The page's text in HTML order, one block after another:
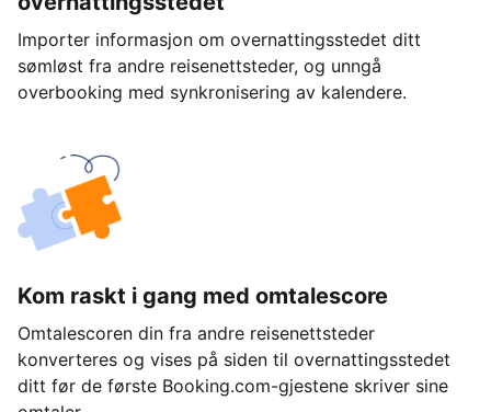
Importer informasjon om overnattingsstedet ditt
sømløst fra andre reisenettsteder, og unngå
overbooking med synkronisering av kalendere.
Kom raskt i gang med omtalescore
Omtalescoren din fra andre reisenettsteder
konverteres og vises på siden til overnattingsstedet
ditt før de første Booking.com-gjestene skriver sine